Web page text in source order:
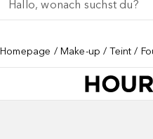
Homepage Make-up Teint